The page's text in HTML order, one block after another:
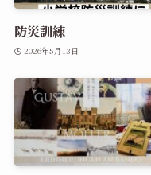
防災訓練
2026年5月13日